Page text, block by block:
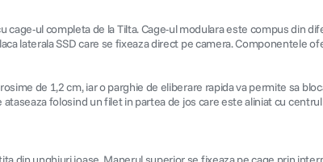
ul completa de la Tilta. Cage-ul modulara este compus din
laterala SSD care se fixeaza direct pe camera. Componentele
de 1,2 cm, iar o parghie de eliberare rapida va permite sa
folosind un filet in partea de jos care este aliniat cu